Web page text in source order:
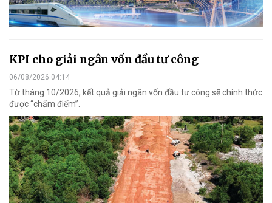
KPI cho giải ngân vốn đầu tư công
06/08/2026 04:14
Từ tháng 10/2026, kết quả giải ngân vốn đầu tư công sẽ chính thức
được “chấm điểm”.